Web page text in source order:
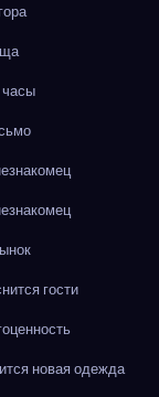
часы
гости
новая одежда